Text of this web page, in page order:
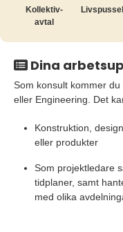
Kollektiv­
avtal
Livspussel
Dina
Som konsult kommer
eller Engineering. Det
Konstruktion,
eller produkter
Som projektledare
tidplaner, samt
med olika